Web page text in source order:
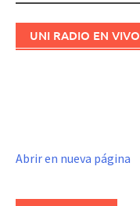
UNI RADIO EN VIVO
Abrir en nueva página